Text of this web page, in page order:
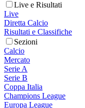
Live e Risultati
Live
Diretta Calcio
Risultati e Classifiche
Sezioni
Calcio
Mercato
Serie A
Serie B
Coppa Italia
Champions League
Europa League